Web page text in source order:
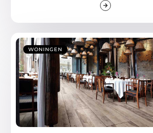
WONINGEN